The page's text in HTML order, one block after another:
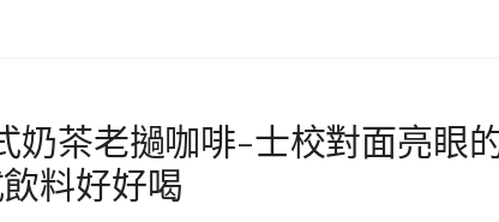
奶茶老撾咖啡-士校對面亮眼
料好好喝